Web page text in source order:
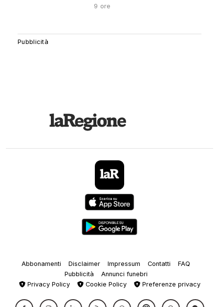
9 ore
Abbonamenti Disclaimer Impressum Contatti
FAQ
Pubblicità
Annunci funebri
Privacy Policy
Cookie Policy Preferenze privacy